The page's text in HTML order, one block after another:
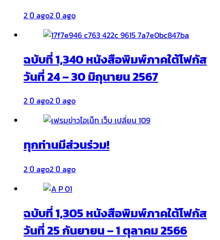
2 ปี ago2 ปี ago
ฉบับที่ 1,340 หนังสือพิมพ์ภาคใต้โฟกัส
วันที่ 24 – 30 มิถุนายน 2567
2 ปี ago2 ปี ago
ทุกท่านมีส่วนร่วม!
2 ปี ago2 ปี ago
ฉบับที่ 1,305 หนังสือพิมพ์ภาคใต้โฟกัส
วันที่ 25 กันยายน – 1 ตุลาคม 2566